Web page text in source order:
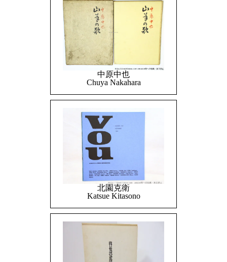
中原中也
Chuya Nakahara
北園克衛
Katsue Kitasono